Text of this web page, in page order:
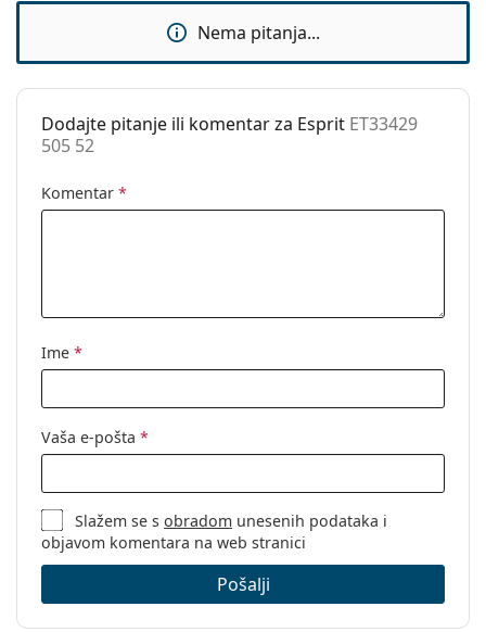
Ne
Kutijica:
Da
Ostalo
Marka:
Esprit
Kod:
Nema pitanja...
Dodajte pitanje ili komentar za Esprit ET33429
505 52
Komentar *
Ime *
Vaša e-pošta *
Slažem se sobradom unesenih podataka i
objavom komentara na web stranici
Pošalji